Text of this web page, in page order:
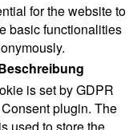
for the website to
basic functionalities
is set by GDPR
plugin. The
used to store the